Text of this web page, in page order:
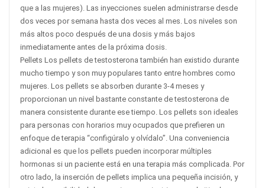
que a las mujeres). Las inyecciones suelen administrarse desde
dos veces por semana hasta dos veces al mes. Los niveles son
más altos poco después de una dosis y más bajos
inmediatamente antes de la próxima dosis.
Pellets Los pellets de testosterona también han existido durante
mucho tiempo y son muy populares tanto entre hombres como
mujeres. Los pellets se absorben durante 3-4 meses y
proporcionan un nivel bastante constante de testosterona de
manera consistente durante ese tiempo. Los pellets son ideales
para personas con horarios muy ocupados que prefieren un
enfoque de terapia “configúralo y olvídalo”. Una conveniencia
adicional es que los pellets pueden incorporar múltiples
hormonas si un paciente está en una terapia más complicada. Por
otro lado, la inserción de pellets implica una pequeña incisión, y